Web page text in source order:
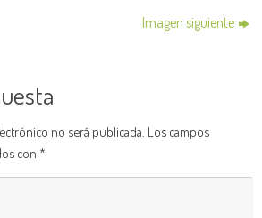
Imagen siguiente
no será publicada. Los campos
con *